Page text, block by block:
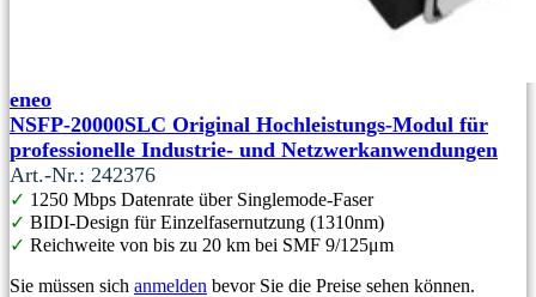
eneo
NSFP-20000SLC Original Hochleistungs-Modul für
professionelle Industrie- und Netzwerkanwendungen
Art.-Nr.: 242376
✓ 1250 Mbps Datenrate über Singlemode-Faser
✓ BIDI-Design für Einzelfasernutzung (1310nm)
✓ Reichweite von bis zu 20 km bei SMF 9/125μm
Sie müssen sich anmelden bevor Sie die Preise sehen können.